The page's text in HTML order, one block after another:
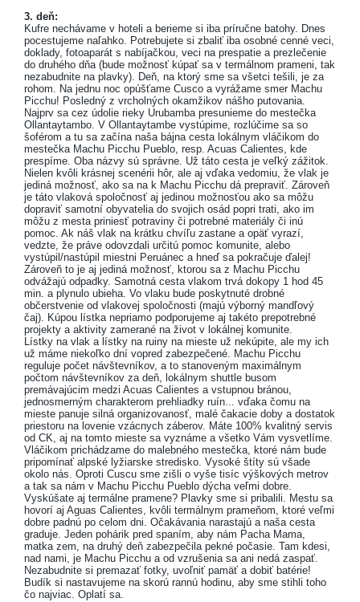
3. deň:
Kufre nechávame v hoteli a berieme si iba príručne batohy. Dnes
pocestujeme naľahko. Potrebujete si zbaliť iba osobné cenné veci,
doklady, fotoaparát s nabíjačkou, veci na prespatie a prezlečenie
do druhého dňa (bude možnosť kúpať sa v termálnom prameni, tak
nezabudnite na plavky). Deň, na ktorý sme sa všetci tešili, je za
rohom. Na jednu noc opúšťame Cusco a vyrážame smer Machu
Picchu! Posledný z vrcholných okamžikov nášho putovania.
Najprv sa cez údolie rieky Urubamba presunieme do mestečka
Ollantaytambo. V Ollantaytambe vystúpime, rozlúčime sa so
šoférom a tu sa začína naša bájna cesta lokálnym vláčikom do
mestečka Machu Picchu Pueblo, resp. Acuas Calientes, kde
prespíme. Oba názvy sú správne. Už táto cesta je veľký zážitok.
Nielen kvôli krásnej scenérii hôr, ale aj vďaka vedomiu, že vlak je
jediná možnosť, ako sa na k Machu Picchu dá prepraviť. Zároveň
je táto vlaková spoločnosť aj jedinou možnosťou ako sa môžu
dopraviť samotní obyvatelia do svojich osád popri trati, ako im
môžu z mesta priniesť potraviny či potrebné materiály či inú
pomoc. Ak náš vlak na krátku chvíľu zastane a opäť vyrazí,
vedzte, že práve odovzdali určitú pomoc komunite, alebo
vystúpil/nastúpil miestni Peruánec a hneď sa pokračuje ďalej!
Zároveň to je aj jediná možnosť, ktorou sa z Machu Picchu
odvážajú odpadky. Samotná cesta vlakom trvá dokopy 1 hod 45
min. a plynulo ubieha. Vo vlaku bude poskytnuté drobné
občerstvenie od vlakovej spoločnosti (majú výborný mandľový
čaj). Kúpou lístka nepriamo podporujeme aj takéto prepotrebné
projekty a aktivity zamerané na život v lokálnej komunite.
Lístky na vlak a lístky na ruiny na mieste už nekúpite, ale my ich
už máme niekoľko dní vopred zabezpečené. Machu Picchu
reguluje počet návštevníkov, a to stanoveným maximálnym
počtom návštevníkov za deň, lokálnym shuttle busom
premávajúcim medzi Acuas Calientes a vstupnou bránou,
jednosmerným charakterom prehliadky ruín... vďaka čomu na
mieste panuje silná organizovanosť, malé čakacie doby a dostatok
priestoru na lovenie vzácnych záberov. Máte 100% kvalitný servis
od CK, aj na tomto mieste sa vyznáme a všetko Vám vysvetlíme.
Vláčikom prichádzame do malebného mestečka, ktoré nám bude
pripomínať alpské lyžiarske stredisko. Vysoké štíty sú všade
okolo nás. Oproti Cuscu sme zišli o vyše tisíc výškových metrov
a tak sa nám v Machu Picchu Pueblo dýcha veľmi dobre.
Vyskúšate aj termálne pramene? Plavky sme si pribalili. Mestu sa
hovorí aj Aguas Calientes, kvôli termálnym prameňom, ktoré veľmi
dobre padnú po celom dni. Očakávania narastajú a naša cesta
graduje. Jeden pohárik pred spaním, aby nám Pacha Mama,
matka zem, na druhý deň zabezpečila pekné počasie. Tam kdesi,
nad nami, je Machu Picchu a od vzrušenia sa ani nedá zaspať.
Nezabudnite si premazať fotky, uvoľniť pamäť a dobiť batérie!
Budík si nastavujeme na skorú rannú hodinu, aby sme stihli toho
čo najviac. Oplatí sa.